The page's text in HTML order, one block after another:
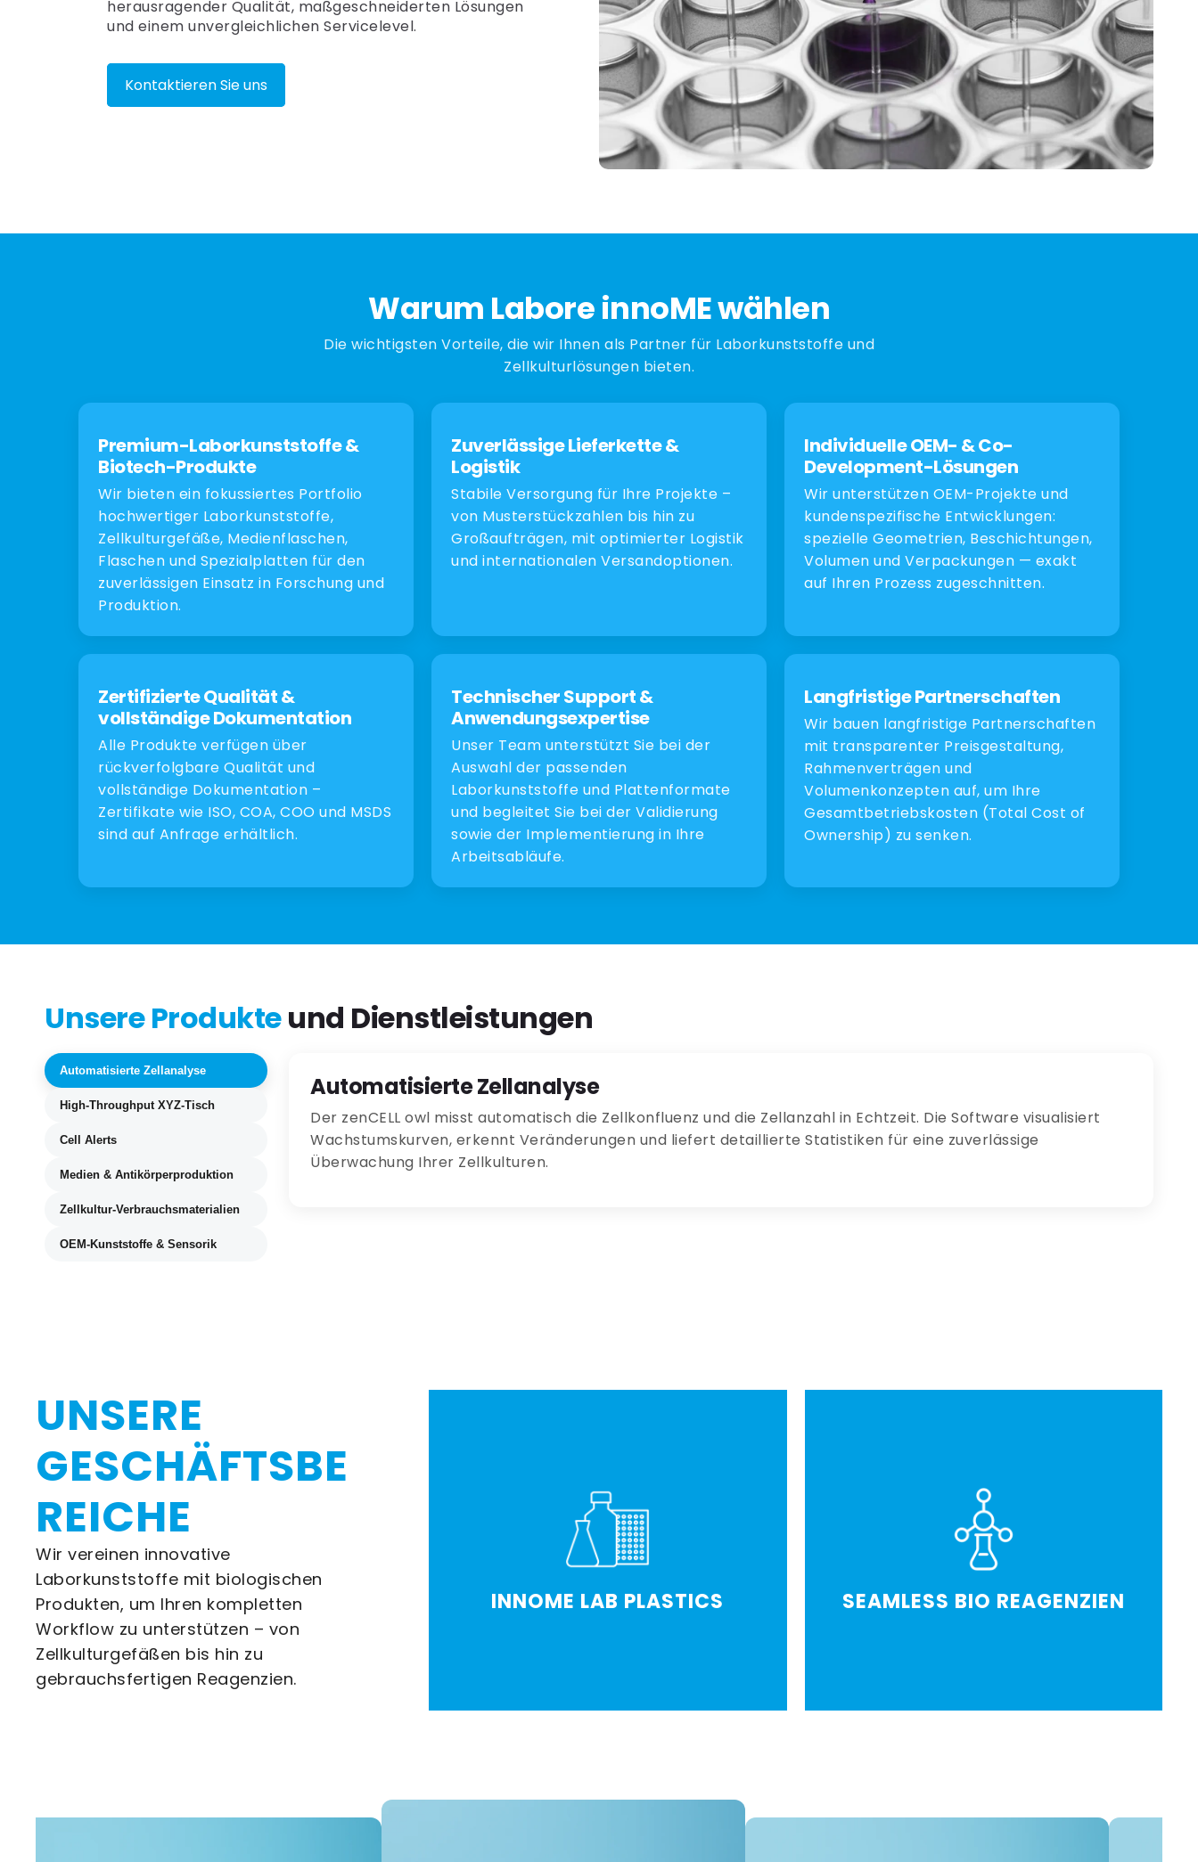
herausragender Qualität, maßgeschneiderten Lösungen
und einem unvergleichlichen Servicelevel.
Kontaktieren Sie uns
Warum Labore innoME wählen
Die wichtigsten Vorteile, die wir Ihnen als Partner für Laborkunststoffe und
Zellkulturlösungen bieten.
Premium-Laborkunststoffe &
Biotech-Produkte
Wir bieten ein fokussiertes Portfolio
hochwertiger Laborkunststoffe,
Zellkulturgefäße, Medienflaschen,
Flaschen und Spezialplatten für den
zuverlässigen Einsatz in Forschung und
Produktion.
Zuverlässige Lieferkette &
Logistik
Stabile Versorgung für Ihre Projekte –
von Musterstückzahlen bis hin zu
Großaufträgen, mit optimierter Logistik
und internationalen Versandoptionen.
Individuelle OEM- & Co-
Development-Lösungen
Wir unterstützen OEM-Projekte und
kundenspezifische Entwicklungen:
spezielle Geometrien, Beschichtungen,
Volumen und Verpackungen — exakt
auf Ihren Prozess zugeschnitten.
Zertifizierte Qualität &
vollständige Dokumentation
Alle Produkte verfügen über
rückverfolgbare Qualität und
vollständige Dokumentation –
Zertifikate wie ISO, COA, COO und MSDS
sind auf Anfrage erhältlich.
Technischer Support &
Anwendungsexpertise
Unser Team unterstützt Sie bei der
Auswahl der passenden
Laborkunststoffe und Plattenformate
und begleitet Sie bei der Validierung
sowie der Implementierung in Ihre
Arbeitsabläufe.
Langfristige Partnerschaften
Wir bauen langfristige Partnerschaften
mit transparenter Preisgestaltung,
Rahmenverträgen und
Volumenkonzepten auf, um Ihre
Gesamtbetriebskosten (Total Cost of
Ownership) zu senken.
Unsere Produkteund Dienstleistungen
Automatisierte Zellanalyse
High-Throughput XYZ-Tisch
Cell Alerts
Medien & Antikörperproduktion
Zellkultur-Verbrauchsmaterialien
OEM-Kunststoffe & Sensorik
Automatisierte Zellanalyse
Der zenCELL owl misst automatisch die Zellkonfluenz und die Zellanzahl in Echtzeit. Die Software visualisiert
Wachstumskurven, erkennt Veränderungen und liefert detaillierte Statistiken für eine zuverlässige
Überwachung Ihrer Zellkulturen.
UNSERE
GESCHÄFTSBE
REICHE
Wir vereinen innovative
Laborkunststoffe mit biologischen
Produkten, um Ihren kompletten
Workflow zu unterstützen – von
Zellkulturgefäßen bis hin zu
gebrauchsfertigen Reagenzien.
INNOME LAB PLASTICS SEAMLESS BIO REAGENZIEN